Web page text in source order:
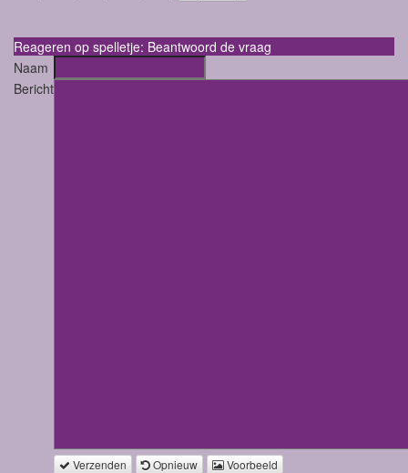
Reageren op spelletje: Beantwoord de vraag
Naam
Bericht
Verzenden Opnieuw Voorbeeld